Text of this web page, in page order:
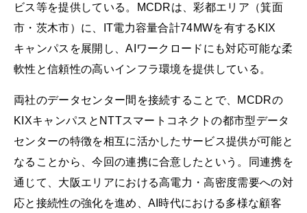
ビス等を提供している。MCDRは、彩都エリア（箕面
市・茨木市）に、IT電力容量合計74MWを有するKIX
キャンパスを展開し、AIワークロードにも対応可能な柔
軟性と信頼性の高いインフラ環境を提供している。
両社のデータセンター間を接続することで、MCDRの
KIXキャンパスとNTTスマートコネクトの都市型データ
センターの特徴を相互に活かしたサービス提供が可能と
なることから、今回の連携に合意したという。同連携を
通じて、大阪エリアにおける高電力・高密度需要への対
応と接続性の強化を進め、AI時代における多様な顧客